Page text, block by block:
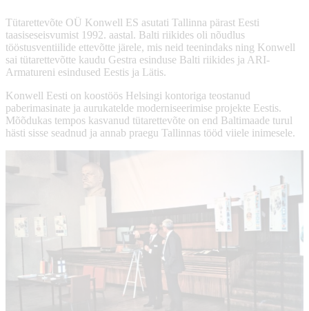
Tütarettevõte OÜ Konwell ES asutati Tallinna pärast Eesti
taasiseseisvumist 1992. aastal. Balti riikides oli nõudlus
tööstusventiilide ettevõtte järele, mis neid teenindaks ning Konwell
sai tütarettevõtte kaudu Gestra esinduse Balti riikides ja ARI-
Armatureni esindused Eestis ja Lätis.
Konwell Eesti on koostöös Helsingi kontoriga teostanud
paberimasinate ja aurukatelde moderniseerimise projekte Eestis.
Mõõdukas tempos kasvanud tütarettevõte on end Baltimaade turul
hästi sisse seadnud ja annab praegu Tallinnas tööd viiele inimesele.